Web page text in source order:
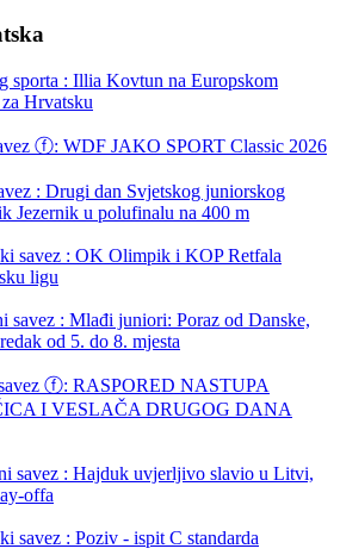
sporta : Illia Kovtun na Europskom
Hrvatsku
ⓕ: WDF JAKO SPORT Classic 2026
: Drugi dan Svjetskog juniorskog
Jezernik u polufinalu na 400 m
savez : OK Olimpik i KOP Retfala
ligu
savez : Mlađi juniori: Poraz od Danske,
od 5. do 8. mjesta
ⓕ: RASPORED NASTUPA
I VESLAČA DRUGOG DANA
savez : Hajduk uvjerljivo slavio u Litvi,
offa
savez : Poziv - ispit C standarda